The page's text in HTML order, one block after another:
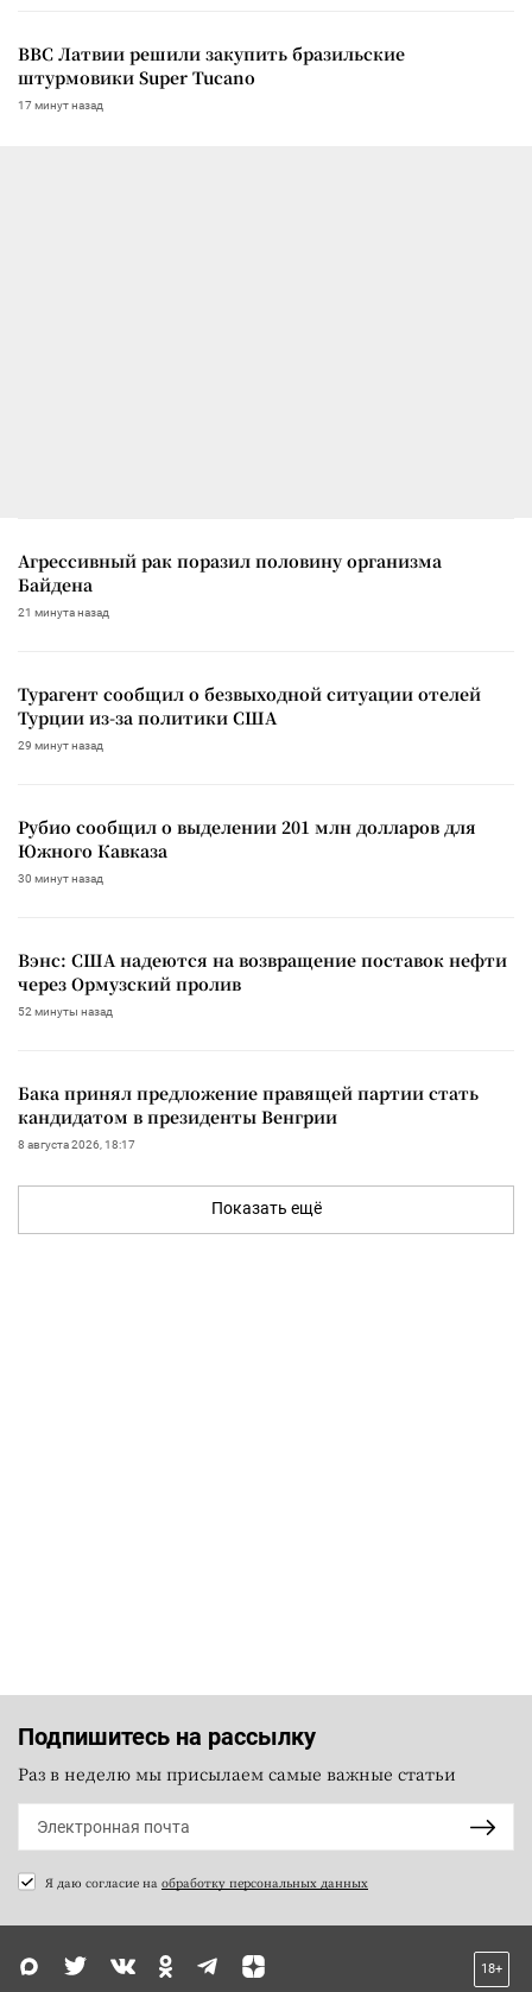
ВВС Латвии решили закупить бразильские
штурмовики Super Tucano
17 минут назад
Агрессивный рак поразил половину организма
Байдена
21 минута назад
Турагент сообщил о безвыходной ситуации отелей
Турции из-за политики США
29 минут назад
Рубио сообщил о выделении 201 млн долларов для
Южного Кавказа
30 минут назад
Вэнс: США надеются на возвращение поставок нефти
через Ормузский пролив
52 минуты назад
Бака принял предложение правящей партии стать
кандидатом в президенты Венгрии
8 августа 2026, 18:17
Показать ещё
Подпишитесь на рассылку
Раз в неделю мы присылаем самые важные статьи
Я даю согласие на обработку персональных данных
18+